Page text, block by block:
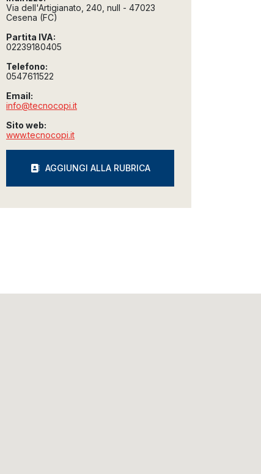
Via dell'Artigianato, 240, null - 47023
Cesena (FC)
Partita IVA:
02239180405
Telefono:
0547611522
Email:
info@tecnocopi.it
Sito web:
www.tecnocopi.it
AGGIUNGI ALLA RUBRICA